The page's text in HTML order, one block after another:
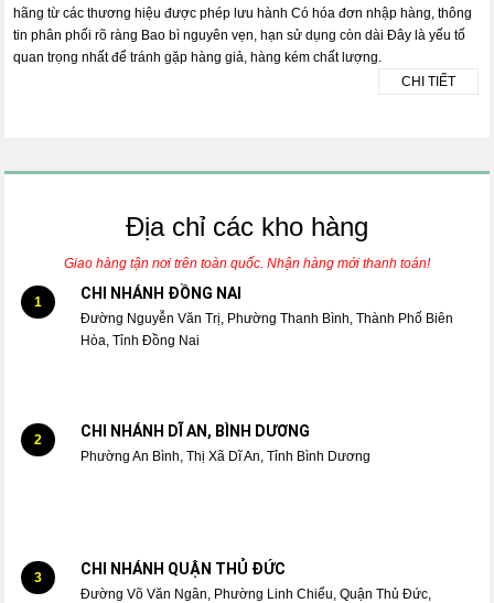
hãng từ các thương hiệu được phép lưu hành Có hóa đơn nhập hàng, thông
tin phân phối rõ ràng Bao bì nguyên vẹn, hạn sử dụng còn dài Đây là yếu tố
quan trọng nhất để tránh gặp hàng giả, hàng kém chất lượng.
CHI TIẾT
Địa chỉ các kho hàng
Giao hàng tận nơi trên toàn quốc. Nhận hàng mới thanh toán!
1 CHI NHÁNH ĐỒNG NAI
Đường Nguyễn Văn Trị, Phường Thanh Bình, Thành Phố Biên
Hòa, Tỉnh Đồng Nai
2 CHI NHÁNH DĨ AN, BÌNH DƯƠNG
Phường An Bình, Thị Xã Dĩ An, Tỉnh Bình Dương
3 CHI NHÁNH QUẬN THỦ ĐỨC
Đường Võ Văn Ngân, Phường Linh Chiểu, Quận Thủ Đức,